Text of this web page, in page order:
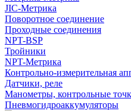
JIC-Метрика
Поворотное соединение
Проходные соединения
NPT-BSP
Тройники
NPT-Метрика
Контрольно-измерительная
Датчики, реле
Манометры, контрольные
Пневмогидроаккумуляторы